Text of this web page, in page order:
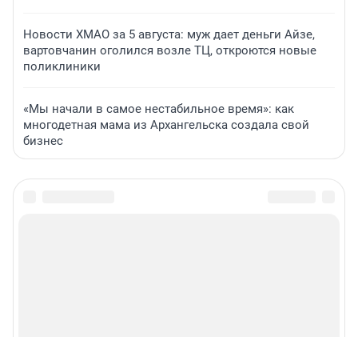
Новости ХМАО за 5 августа: муж дает деньги Айзе,
вартовчанин оголился возле ТЦ, откроются новые
поликлиники
«Мы начали в самое нестабильное время»: как
многодетная мама из Архангельска создала свой
бизнес